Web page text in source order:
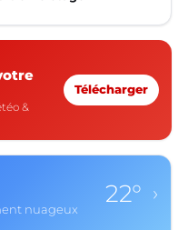
&
Télécharger
nuageux
22° ›